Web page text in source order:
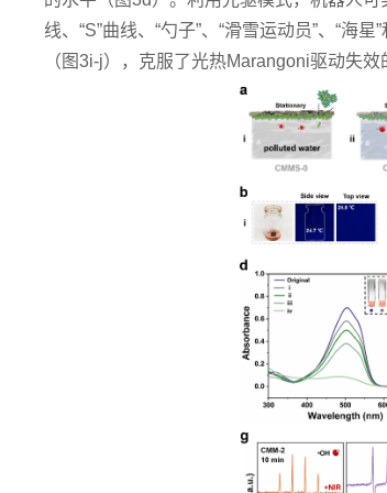
线、“S”曲线、“勺子”、“滑雪运动员”、“海
（图3i-j），克服了光热Marangoni驱动失效